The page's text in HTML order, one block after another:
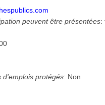
peuvent être présentées:
d'emplois protégés: Non